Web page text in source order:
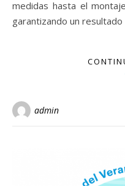
medidas hasta el
garantizando un
admin